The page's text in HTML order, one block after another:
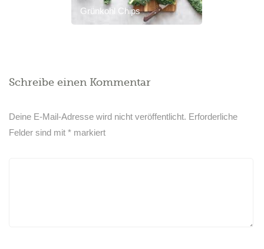
Grünkohl Chips
Schreibe einen Kommentar
Deine E-Mail-Adresse wird nicht veröffentlicht. Erforderliche
Felder sind mit* markiert